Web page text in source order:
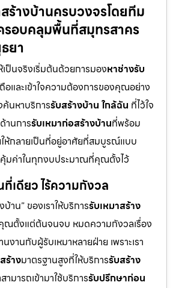
ร้างบ้านครบวงจรโดยทีม
อบคลุมพื้นที่สมุทรสาคร
ยา
เป็นจริงเริ่มต้นด้วยการมองหาช่างรับ
อและเข้าใจความต้องการของคุณอย่าง
นหาบริการรับสร้างบ้าน ใกล้ฉัน ที่ไว้ใจ
านการรับเหมาก่อสร้างบ้านที่พร้อม
ห้กลายเป็นที่อยู่อาศัยที่สมบูรณ์แบบ
คุ้มค่าในทุกงบประมาณที่คุณตั้งไว้
เดียว ไร้ความกังวล
าน” ของเราให้บริการรับเหมาสร้าง
ณตั้งแต่ต้นจนจบ หมดความกังวลเรื่อง
งานกับผู้รับเหมาหลายฝ่าย เพราะเรา
ร้างมาตรฐานสูงที่ให้บริการรับสร้าง
ามารถเข้ามาใช้บริการรับปรึกษาก่อน